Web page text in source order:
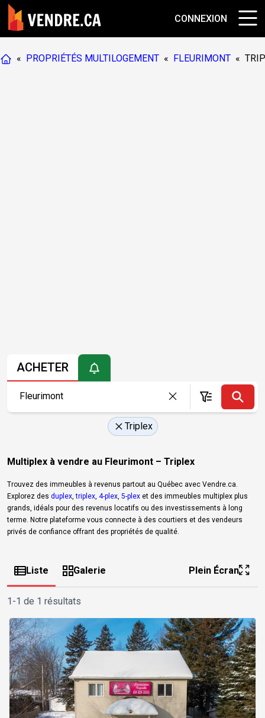
CONNEXION
« PROPRIÉTÉS MULTILOGEMENT « FLEURIMONT «
ACHETER
Triplex
Multiplex à vendre au Fleurimont – Triplex
Trouvez des immeubles à revenus partout au Québec avec Vendre.ca.
Explorez des duplex ,triplex 4-plex 5-plex et des immeubles multiplex plus
grands, idéals pour des revenus locatifs ou des investissements à long
terme. Notre plateforme vous connecte à des courtiers et des vendeurs
privés de confiance offrant des propriétés de qualité.
Liste Galerie Plein Écran
1-1 de 1 résultats